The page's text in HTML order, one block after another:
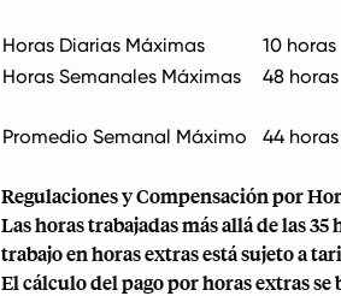
Horas Diarias Máximas
10 horas
Horas Semanales Máximas
48 horas
Promedio Semanal Máximo
44
Regulaciones y Compensación por
Las horas trabajadas más allá de las
trabajo en horas extras está sujeto a
El cálculo del pago por horas extras